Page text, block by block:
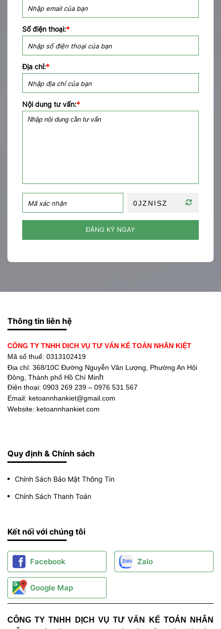
Số điện thoại:*
Địa chỉ:*
Nội dung tư vấn:*
ĐĂNG KÝ NGAY
Thông tin liên hệ
CÔNG TY TNHH DỊCH VỤ TƯ VẤN KẾ TOÁN NHÂN KIỆT
Mã số thuế: 0313102419
Địa chỉ: 368/10C Đường Nguyễn Văn Lượng, Phường An Hội
Đông, Thành phố Hồ Chí Minh
Điện thoại: 0903 269 239 – 0976 531 567
Email: ketoannhankiet@gmail.com
Website: ketoannhankiet.com
Quy định & Chính sách
Chính Sách Bảo Mật Thông Tin
Chính Sách Thanh Toán
Kết nối với chúng tôi
Facebook Zalo
Google Map
CÔNG TY TNHH DỊCH VỤ TƯ VẤN KẾ TOÁN NHÂN